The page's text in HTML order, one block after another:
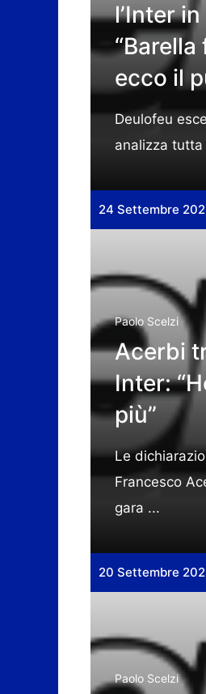
l’Inter
ecco il
Deulofeu
analizza tutta
24 Settembre
Paolo Scelzi
Acerbi
Inter:
più”
Le
Francesco
gara ...
20 Settembre
Paolo Scelzi